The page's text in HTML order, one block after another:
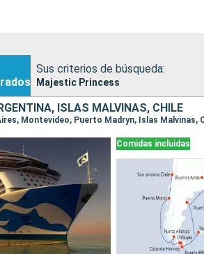
Princess
las horas a bordo. El Majestic Princess
varios pisos que sirve como centro social
una experiencia gastronómica privada
Sus criterios de búsqueda:
Majestic Princess
ISLAS MALVINAS, CHILE
Comidas incluidas